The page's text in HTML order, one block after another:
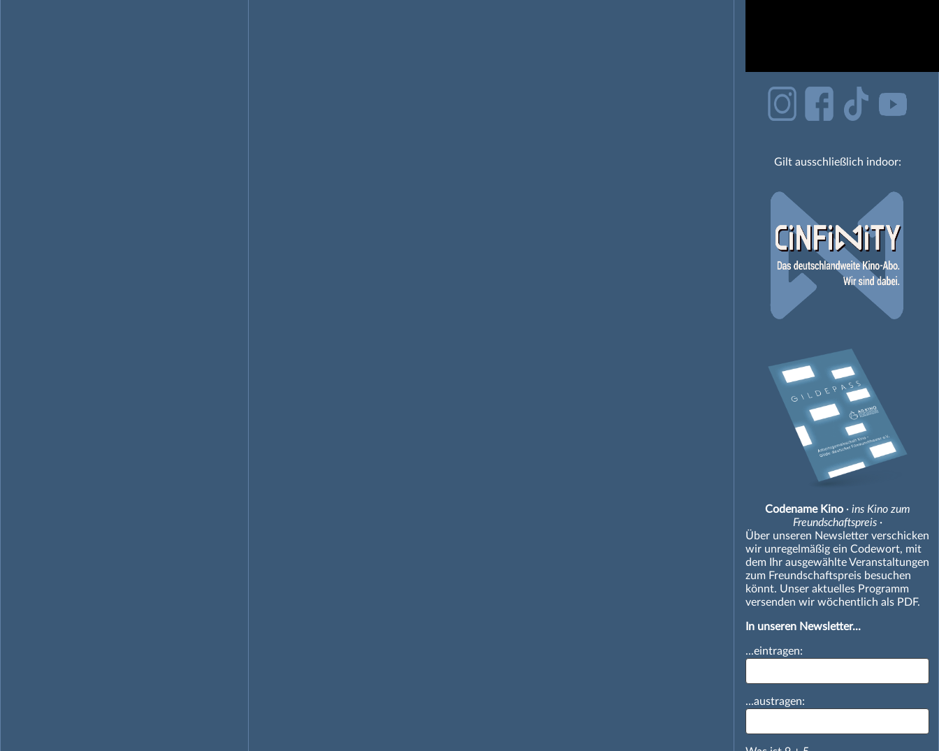
Gilt ausschließlich indoor:
Codename Kino · ins Kino zum
Freundschaftspreis ·
Über unseren Newsletter verschicken
wir unregelmäßig ein Codewort, mit
dem Ihr ausgewählte Veranstaltungen
zum Freundschaftspreis besuchen
könnt. Unser aktuelles Programm
versenden wir wöchentlich als PDF.
In unseren Newsletter...
...eintragen:
...austragen: